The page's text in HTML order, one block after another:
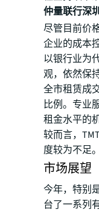
仲量联行深
尽管目前价
企业的成本
以银行业为
观，依然保
全市租赁成
比例。专业
租金水平的
较而言，
度较为不足。
市场展望
今年，特别
台了一系列